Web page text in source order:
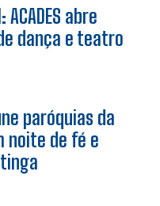
abre
dança e teatro
paróquias da
noite de fé e